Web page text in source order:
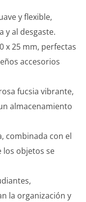
y flexible,
y al desgaste.
x 25 mm, perfectas
accesorios
fucsia vibrante,
almacenamiento
combinada con el
los objetos se
la organización y